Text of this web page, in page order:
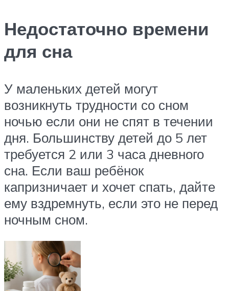
Недостаточно времени
для сна
У маленьких детей могут
возникнуть трудности со сном
ночью если они не спят в течении
дня. Большинству детей до 5 лет
требуется 2 или 3 часа дневного
сна. Если ваш ребёнок
капризничает и хочет спать, дайте
ему вздремнуть, если это не перед
ночным сном.